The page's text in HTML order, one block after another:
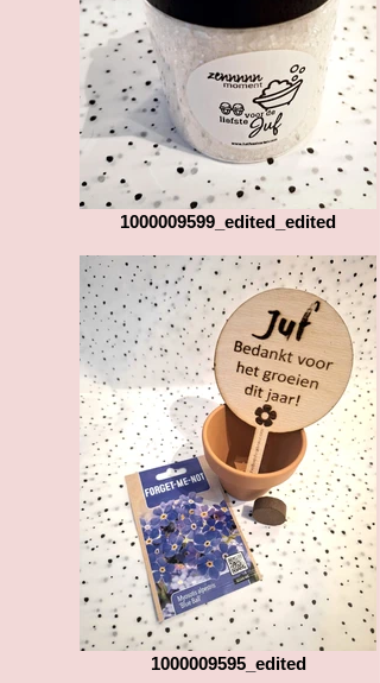
1000009599_edited_edited
1000009595_edited